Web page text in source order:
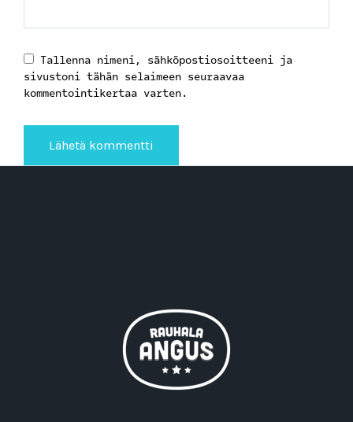
Tallenna nimeni, sähköpostiosoitteeni ja
sivustoni tähän selaimeen seuraavaa
kommentointikertaa varten.